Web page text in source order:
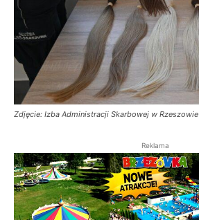
Zdjęcie: Izba Administracji Skarbowej w Rzeszowie
Reklama